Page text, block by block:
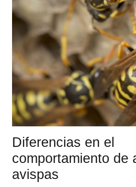
Diferencias en el
comportamiento de
avispas